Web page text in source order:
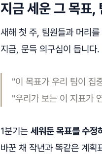
지금 세운 그 목표,
새해 첫 주, 팀원들과 머리
지금, 문득 의구심이 듭니다.
"이 목표가 우리 팀이 집
"우리가 보는 이 지표가
1분기는 세워둔 목표를 수정
바꾼 채 작년과 똑같은 계획